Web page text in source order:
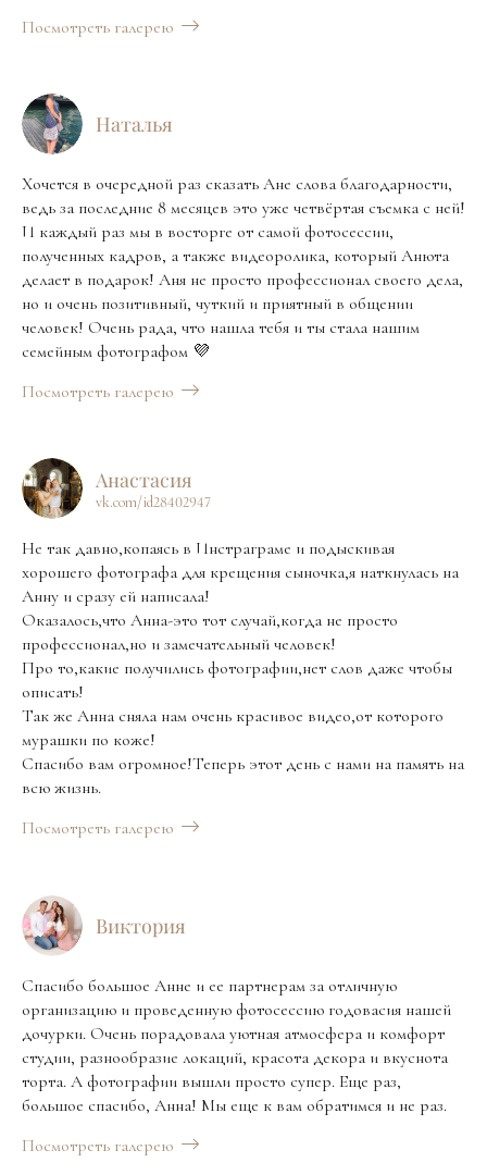
Посмотреть галерею
Наталья
Хочется в очередной раз сказать Ане слова благодарности,
ведь за последние 8 месяцев это уже четвёртая съемка с ней!
И каждый раз мы в восторге от самой фотосессии,
полученных кадров, а также видеоролика, который Анюта
делает в подарок! Аня не просто профессионал своего дела,
но и очень позитивный, чуткий и приятный в общении
человек! Очень рада, что нашла тебя и ты стала нашим
семейным фотографом 💜
Посмотреть галерею
Анастасия
vk.com/id28402947
Не так давно,копаясь в Инстраграме и подыскивая
хорошего фотографа для крещения сыночка,я наткнулась на
Анну и сразу ей написала!
Оказалось,что Анна-это тот случай,когда не просто
профессионал,но и замечательный человек!
Про то,какие получились фотографии,нет слов даже чтобы
описать!
Так же Анна сняла нам очень красивое видео,от которого
мурашки по коже!
Спасибо вам огромное!Теперь этот день с нами на память на
всю жизнь.
Посмотреть галерею
Виктория
Спасибо большое Анне и ее партнерам за отличную
организацию и проведенную фотосессию годовасия нашей
дочурки. Очень порадовала уютная атмосфера и комфорт
студии, разнообразие локаций, красота декора и вкуснота
торта. А фотографии вышли просто супер. Еще раз,
большое спасибо, Анна! Мы еще к вам обратимся и не раз.
Посмотреть галерею